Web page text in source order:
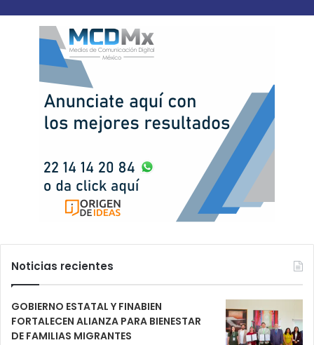
Noticias recientes
GOBIERNO ESTATAL Y FINABIEN
FORTALECEN ALIANZA PARA BIENESTAR
DE FAMILIAS MIGRANTES